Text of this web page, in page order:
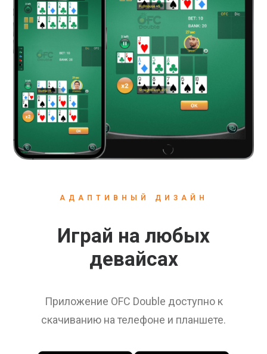
АДАПТИВНЫЙ ДИЗАЙН
Играй на любых
девайсах
Приложение OFC Double доступно к
скачиванию на телефоне и планшете.